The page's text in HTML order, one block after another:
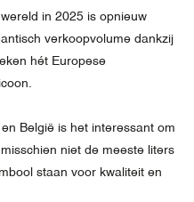
in 2025 is opnieuw
verkoopvolume dankzij
hét Europese
België is het interessant om
niet de meeste liters
staan voor kwaliteit en